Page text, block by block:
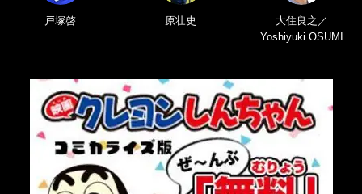
戸塚啓 原壮史
大住良之／
Yoshiyuki OSUMI